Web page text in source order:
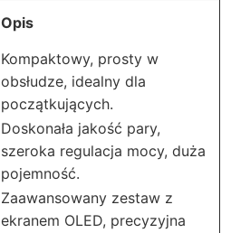
Opis
Kompaktowy, prosty w
obsłudze, idealny dla
początkujących.
Doskonała jakość pary,
szeroka regulacja mocy, duża
pojemność.
Zaawansowany zestaw z
ekranem OLED, precyzyjna